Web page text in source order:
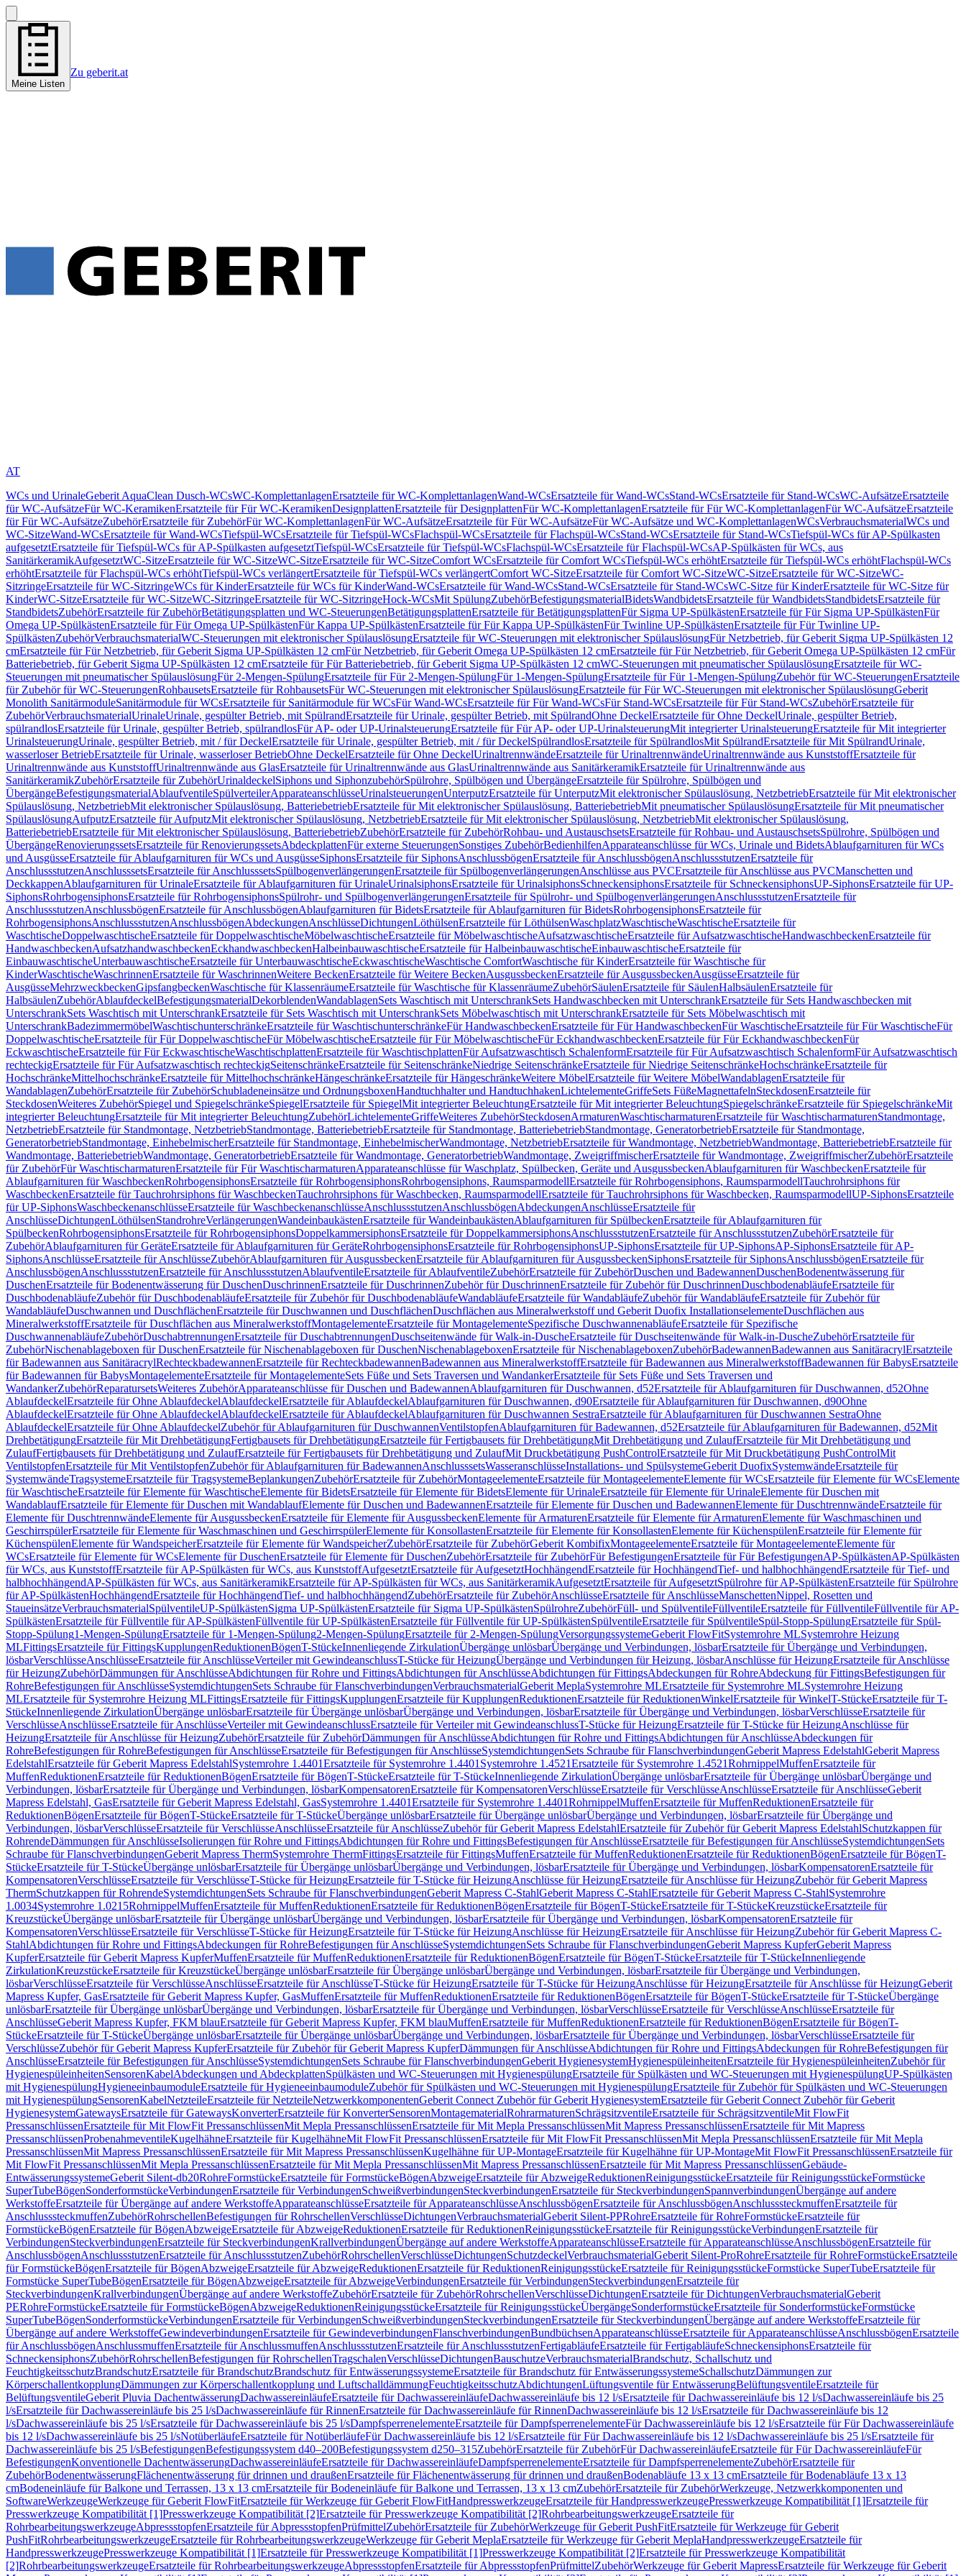
Meine Listen
Zu geberit.at
AT
WCs und UrinaleGeberit AquaClean Dusch-WCsWC-KomplettanlagenErsatzteile für WC-KomplettanlagenWand-WCsErsatzteile für Wand-WCsStand-WCsErsatzteile für Stand-WCsWC-AufsätzeErsatzteile
für WC-AufsätzeFür WC-KeramikenErsatzteile für Für WC-KeramikenDesignplattenErsatzteile für DesignplattenFür WC-KomplettanlagenErsatzteile für Für WC-KomplettanlagenFür WC-AufsätzeErsatzteile
für Für WC-AufsätzeZubehörErsatzteile für ZubehörFür WC-KomplettanlagenFür WC-AufsätzeErsatzteile für Für WC-AufsätzeFür WC-Aufsätze und WC-KomplettanlagenWCsVerbrauchsmaterialWCs und
WC-SitzeWand-WCsErsatzteile für Wand-WCsTiefspül-WCsErsatzteile für Tiefspül-WCsFlachspül-WCsErsatzteile für Flachspül-WCsStand-WCsErsatzteile für Stand-WCsTiefspül-WCs für AP-Spülkasten
aufgesetztErsatzteile für Tiefspül-WCs für AP-Spülkasten aufgesetztTiefspül-WCsErsatzteile für Tiefspül-WCsFlachspül-WCsErsatzteile für Flachspül-WCsAP-Spülkästen für WCs, aus
SanitärkeramikAufgesetztWC-SitzeErsatzteile für WC-SitzeWC-SitzeErsatzteile für WC-SitzeComfort WCsErsatzteile für Comfort WCsTiefspül-WCs erhöhtErsatzteile für Tiefspül-WCs erhöhtFlachspül-WCs
erhöhtErsatzteile für Flachspül-WCs erhöhtTiefspül-WCs verlängertErsatzteile für Tiefspül-WCs verlängertComfort WC-SitzeErsatzteile für Comfort WC-SitzeWC-SitzeErsatzteile für WC-SitzeWC-
SitzringeErsatzteile für WC-SitzringeWCs für KinderErsatzteile für WCs für KinderWand-WCsErsatzteile für Wand-WCsStand-WCsErsatzteile für Stand-WCsWC-Sitze für KinderErsatzteile für WC-Sitze für
KinderWC-SitzeErsatzteile für WC-SitzeWC-SitzringeErsatzteile für WC-SitzringeHock-WCsMit SpülungZubehörBefestigungsmaterialBidetsWandbidetsErsatzteile für WandbidetsStandbidetsErsatzteile für
StandbidetsZubehörErsatzteile für ZubehörBetätigungsplatten und WC-SteuerungenBetätigungsplattenErsatzteile für BetätigungsplattenFür Sigma UP-SpülkästenErsatzteile für Für Sigma UP-SpülkästenFür
Omega UP-SpülkästenErsatzteile für Für Omega UP-SpülkästenFür Kappa UP-SpülkästenErsatzteile für Für Kappa UP-SpülkästenFür Twinline UP-SpülkästenErsatzteile für Für Twinline UP-
SpülkästenZubehörVerbrauchsmaterialWC-Steuerungen mit elektronischer SpülauslösungErsatzteile für WC-Steuerungen mit elektronischer SpülauslösungFür Netzbetrieb, für Geberit Sigma UP-Spülkästen 12
cmErsatzteile für Für Netzbetrieb, für Geberit Sigma UP-Spülkästen 12 cmFür Netzbetrieb, für Geberit Omega UP-Spülkästen 12 cmErsatzteile für Für Netzbetrieb, für Geberit Omega UP-Spülkästen 12 cmFür
Batteriebetrieb, für Geberit Sigma UP-Spülkästen 12 cmErsatzteile für Für Batteriebetrieb, für Geberit Sigma UP-Spülkästen 12 cmWC-Steuerungen mit pneumatischer SpülauslösungErsatzteile für WC-
Steuerungen mit pneumatischer SpülauslösungFür 2-Mengen-SpülungErsatzteile für Für 2-Mengen-SpülungFür 1-Mengen-SpülungErsatzteile für Für 1-Mengen-SpülungZubehör für WC-SteuerungenErsatzteile
für Zubehör für WC-SteuerungenRohbausetsErsatzteile für RohbausetsFür WC-Steuerungen mit elektronischer SpülauslösungErsatzteile für Für WC-Steuerungen mit elektronischer SpülauslösungGeberit
Monolith SanitärmoduleSanitärmodule für WCsErsatzteile für Sanitärmodule für WCsFür Wand-WCsErsatzteile für Für Wand-WCsFür Stand-WCsErsatzteile für Für Stand-WCsZubehörErsatzteile für
ZubehörVerbrauchsmaterialUrinaleUrinale, gespülter Betrieb, mit SpülrandErsatzteile für Urinale, gespülter Betrieb, mit SpülrandOhne DeckelErsatzteile für Ohne DeckelUrinale, gespülter Betrieb,
spülrandlosErsatzteile für Urinale, gespülter Betrieb, spülrandlosFür AP- oder UP-UrinalsteuerungErsatzteile für Für AP- oder UP-UrinalsteuerungMit integrierter UrinalsteuerungErsatzteile für Mit integrierter
UrinalsteuerungUrinale, gespülter Betrieb, mit / für DeckelErsatzteile für Urinale, gespülter Betrieb, mit / für DeckelSpülrandlosErsatzteile für SpülrandlosMit SpülrandErsatzteile für Mit SpülrandUrinale,
wasserloser BetriebErsatzteile für Urinale, wasserloser BetriebOhne DeckelErsatzteile für Ohne DeckelUrinaltrennwändeErsatzteile für UrinaltrennwändeUrinaltrennwände aus KunststoffErsatzteile für
Urinaltrennwände aus KunststoffUrinaltrennwände aus GlasErsatzteile für Urinaltrennwände aus GlasUrinaltrennwände aus SanitärkeramikErsatzteile für Urinaltrennwände aus
SanitärkeramikZubehörErsatzteile für ZubehörUrinaldeckelSiphons und SiphonzubehörSpülrohre, Spülbögen und ÜbergängeErsatzteile für Spülrohre, Spülbögen und
ÜbergängeBefestigungsmaterialAblaufventileSpülverteilerApparateanschlüsseUrinalsteuerungenUnterputzErsatzteile für UnterputzMit elektronischer Spülauslösung, NetzbetriebErsatzteile für Mit elektronischer
Spülauslösung, NetzbetriebMit elektronischer Spülauslösung, BatteriebetriebErsatzteile für Mit elektronischer Spülauslösung, BatteriebetriebMit pneumatischer SpülauslösungErsatzteile für Mit pneumatischer
SpülauslösungAufputzErsatzteile für AufputzMit elektronischer Spülauslösung, NetzbetriebErsatzteile für Mit elektronischer Spülauslösung, NetzbetriebMit elektronischer Spülauslösung,
BatteriebetriebErsatzteile für Mit elektronischer Spülauslösung, BatteriebetriebZubehörErsatzteile für ZubehörRohbau- und AustauschsetsErsatzteile für Rohbau- und AustauschsetsSpülrohre, Spülbögen und
ÜbergängeRenovierungssetsErsatzteile für RenovierungssetsAbdeckplattenFür externe SteuerungenSonstiges ZubehörBedienhilfenApparateanschlüsse für WCs, Urinale und BidetsAblaufgarnituren für WCs
und AusgüsseErsatzteile für Ablaufgarnituren für WCs und AusgüsseSiphonsErsatzteile für SiphonsAnschlussbögenErsatzteile für AnschlussbögenAnschlussstutzenErsatzteile für
AnschlussstutzenAnschlusssetsErsatzteile für AnschlusssetsSpülbogenverlängerungenErsatzteile für SpülbogenverlängerungenAnschlüsse aus PVCErsatzteile für Anschlüsse aus PVCManschetten und
DeckkappenAblaufgarnituren für UrinaleErsatzteile für Ablaufgarnituren für UrinaleUrinalsiphonsErsatzteile für UrinalsiphonsSchneckensiphonsErsatzteile für SchneckensiphonsUP-SiphonsErsatzteile für UP-
SiphonsRohrbogensiphonsErsatzteile für RohrbogensiphonsSpülrohr- und SpülbogenverlängerungenErsatzteile für Spülrohr- und SpülbogenverlängerungenAnschlussstutzenErsatzteile für
AnschlussstutzenAnschlussbögenErsatzteile für AnschlussbögenAblaufgarnituren für BidetsErsatzteile für Ablaufgarnituren für BidetsRohrbogensiphonsErsatzteile für
RohrbogensiphonsAnschlussstutzenAnschlussbögenAbdeckungenAnschlüsseDichtungenLöthülsenErsatzteile für LöthülsenWaschplatzWaschtischeWaschtischeErsatzteile für
WaschtischeDoppelwaschtischeErsatzteile für DoppelwaschtischeMöbelwaschtischeErsatzteile für MöbelwaschtischeAufsatzwaschtischeErsatzteile für AufsatzwaschtischeHandwaschbeckenErsatzteile für
HandwaschbeckenAufsatzhandwaschbeckenEckhandwaschbeckenHalbeinbauwaschtischeErsatzteile für HalbeinbauwaschtischeEinbauwaschtischeErsatzteile für
EinbauwaschtischeUnterbauwaschtischeErsatzteile für UnterbauwaschtischeEckwaschtischeWaschtische ComfortWaschtische für KinderErsatzteile für Waschtische für
KinderWaschtischeWaschrinnenErsatzteile für WaschrinnenWeitere BeckenErsatzteile für Weitere BeckenAusgussbeckenErsatzteile für AusgussbeckenAusgüsseErsatzteile für
AusgüsseMehrzweckbeckenGipsfangbeckenWaschtische für KlassenräumeErsatzteile für Waschtische für KlassenräumeZubehörSäulenErsatzteile für SäulenHalbsäulenErsatzteile für
HalbsäulenZubehörAblaufdeckelBefestigungsmaterialDekorblendenWandablagenSets Waschtisch mit UnterschrankSets Handwaschbecken mit UnterschrankErsatzteile für Sets Handwaschbecken mit
UnterschrankSets Waschtisch mit UnterschrankErsatzteile für Sets Waschtisch mit UnterschrankSets Möbelwaschtisch mit UnterschrankErsatzteile für Sets Möbelwaschtisch mit
UnterschrankBadezimmermöbelWaschtischunterschränkeErsatzteile für WaschtischunterschränkeFür HandwaschbeckenErsatzteile für Für HandwaschbeckenFür WaschtischeErsatzteile für Für WaschtischeFür
DoppelwaschtischeErsatzteile für Für DoppelwaschtischeFür MöbelwaschtischeErsatzteile für Für MöbelwaschtischeFür EckhandwaschbeckenErsatzteile für Für EckhandwaschbeckenFür
EckwaschtischeErsatzteile für Für EckwaschtischeWaschtischplattenErsatzteile für WaschtischplattenFür Aufsatzwaschtisch SchalenformErsatzteile für Für Aufsatzwaschtisch SchalenformFür Aufsatzwaschtisch
rechteckigErsatzteile für Für Aufsatzwaschtisch rechteckigSeitenschränkeErsatzteile für SeitenschränkeNiedrige SeitenschränkeErsatzteile für Niedrige SeitenschränkeHochschränkeErsatzteile für
HochschränkeMittelhochschränkeErsatzteile für MittelhochschränkeHängeschränkeErsatzteile für HängeschränkeWeitere MöbelErsatzteile für Weitere MöbelWandablagenErsatzteile für
WandablagenZubehörErsatzteile für ZubehörSchubladeneinsätze und OrdnungsboxenHandtuchhalter und HandtuchhakenLichtelementeGriffeSets FüßeMagnettafelnSteckdosenErsatzteile für
SteckdosenWeiteres ZubehörSpiegel und SpiegelschränkeSpiegelErsatzteile für SpiegelMit integrierter BeleuchtungErsatzteile für Mit integrierter BeleuchtungSpiegelschränkeErsatzteile für SpiegelschränkeMit
integrierter BeleuchtungErsatzteile für Mit integrierter BeleuchtungZubehörLichtelementeGriffeWeiteres ZubehörSteckdosenArmaturenWaschtischarmaturenErsatzteile für WaschtischarmaturenStandmontage,
NetzbetriebErsatzteile für Standmontage, NetzbetriebStandmontage, BatteriebetriebErsatzteile für Standmontage, BatteriebetriebStandmontage, GeneratorbetriebErsatzteile für Standmontage,
GeneratorbetriebStandmontage, EinhebelmischerErsatzteile für Standmontage, EinhebelmischerWandmontage, NetzbetriebErsatzteile für Wandmontage, NetzbetriebWandmontage, BatteriebetriebErsatzteile für
Wandmontage, BatteriebetriebWandmontage, GeneratorbetriebErsatzteile für Wandmontage, GeneratorbetriebWandmontage, ZweigriffmischerErsatzteile für Wandmontage, ZweigriffmischerZubehörErsatzteile
für ZubehörFür WaschtischarmaturenErsatzteile für Für WaschtischarmaturenApparateanschlüsse für Waschplatz, Spülbecken, Geräte und AusgussbeckenAblaufgarnituren für WaschbeckenErsatzteile für
Ablaufgarnituren für WaschbeckenRohrbogensiphonsErsatzteile für RohrbogensiphonsRohrbogensiphons, RaumsparmodellErsatzteile für Rohrbogensiphons, RaumsparmodellTauchrohrsiphons für
WaschbeckenErsatzteile für Tauchrohrsiphons für WaschbeckenTauchrohrsiphons für Waschbecken, RaumsparmodellErsatzteile für Tauchrohrsiphons für Waschbecken, RaumsparmodellUP-SiphonsErsatzteile
für UP-SiphonsWaschbeckenanschlüsseErsatzteile für WaschbeckenanschlüsseAnschlussstutzenAnschlussbögenAbdeckungenAnschlüsseErsatzteile für
AnschlüsseDichtungenLöthülsenStandrohreVerlängerungenWandeinbaukästenErsatzteile für WandeinbaukästenAblaufgarnituren für SpülbeckenErsatzteile für Ablaufgarnituren für
SpülbeckenRohrbogensiphonsErsatzteile für RohrbogensiphonsDoppelkammersiphonsErsatzteile für DoppelkammersiphonsAnschlussstutzenErsatzteile für AnschlussstutzenZubehörErsatzteile für
ZubehörAblaufgarnituren für GeräteErsatzteile für Ablaufgarnituren für GeräteRohrbogensiphonsErsatzteile für RohrbogensiphonsUP-SiphonsErsatzteile für UP-SiphonsAP-SiphonsErsatzteile für AP-
SiphonsAnschlüsseErsatzteile für AnschlüsseZubehörAblaufgarnituren für AusgussbeckenErsatzteile für Ablaufgarnituren für AusgussbeckenSiphonsErsatzteile für SiphonsAnschlussbögenErsatzteile für
AnschlussbögenAnschlussstutzenErsatzteile für AnschlussstutzenAblaufventileErsatzteile für AblaufventileZubehörErsatzteile für ZubehörDuschen und BadewannenDuschenBodenentwässerung für
DuschenErsatzteile für Bodenentwässerung für DuschenDuschrinnenErsatzteile für DuschrinnenZubehör für DuschrinnenErsatzteile für Zubehör für DuschrinnenDuschbodenabläufeErsatzteile für
DuschbodenabläufeZubehör für DuschbodenabläufeErsatzteile für Zubehör für DuschbodenabläufeWandabläufeErsatzteile für WandabläufeZubehör für WandabläufeErsatzteile für Zubehör für
WandabläufeDuschwannen und DuschflächenErsatzteile für Duschwannen und DuschflächenDuschflächen aus Mineralwerkstoff und Geberit Duofix InstallationselementeDuschflächen aus
MineralwerkstoffErsatzteile für Duschflächen aus MineralwerkstoffMontagelementeErsatzteile für MontagelementeSpezifische DuschwannenabläufeErsatzteile für Spezifische
DuschwannenabläufeZubehörDuschabtrennungenErsatzteile für DuschabtrennungenDuschseitenwände für Walk-in-DuscheErsatzteile für Duschseitenwände für Walk-in-DuscheZubehörErsatzteile für
ZubehörNischenablageboxen für DuschenErsatzteile für Nischenablageboxen für DuschenNischenablageboxenErsatzteile für NischenablageboxenZubehörBadewannenBadewannen aus SanitäracrylErsatzteile
für Badewannen aus SanitäracrylRechteckbadewannenErsatzteile für RechteckbadewannenBadewannen aus MineralwerkstoffErsatzteile für Badewannen aus MineralwerkstoffBadewannen für BabysErsatzteile
für Badewannen für BabysMontagelementeErsatzteile für MontagelementeSets Füße und Sets Traversen und WandankerErsatzteile für Sets Füße und Sets Traversen und
WandankerZubehörReparatursetsWeiteres ZubehörApparateanschlüsse für Duschen und BadewannenAblaufgarnituren für Duschwannen, d52Ersatzteile für Ablaufgarnituren für Duschwannen, d52Ohne
AblaufdeckelErsatzteile für Ohne AblaufdeckelAblaufdeckelErsatzteile für AblaufdeckelAblaufgarnituren für Duschwannen, d90Ersatzteile für Ablaufgarnituren für Duschwannen, d90Ohne
AblaufdeckelErsatzteile für Ohne AblaufdeckelAblaufdeckelErsatzteile für AblaufdeckelAblaufgarnituren für Duschwannen SestraErsatzteile für Ablaufgarnituren für Duschwannen SestraOhne
AblaufdeckelErsatzteile für Ohne AblaufdeckelZubehör für Ablaufgarnituren für DuschwannenVentilstopfenAblaufgarnituren für Badewannen, d52Ersatzteile für Ablaufgarnituren für Badewannen, d52Mit
DrehbetätigungErsatzteile für Mit DrehbetätigungFertigbausets für DrehbetätigungErsatzteile für Fertigbausets für DrehbetätigungMit Drehbetätigung und ZulaufErsatzteile für Mit Drehbetätigung und
ZulaufFertigbausets für Drehbetätigung und ZulaufErsatzteile für Fertigbausets für Drehbetätigung und ZulaufMit Druckbetätigung PushControlErsatzteile für Mit Druckbetätigung PushControlMit
VentilstopfenErsatzteile für Mit VentilstopfenZubehör für Ablaufgarnituren für BadewannenAnschlusssetsWasseranschlüsseInstallations- und SpülsystemeGeberit DuofixSystemwändeErsatzteile für
SystemwändeTragsystemeErsatzteile für TragsystemeBeplankungenZubehörErsatzteile für ZubehörMontageelementeErsatzteile für MontageelementeElemente für WCsErsatzteile für Elemente für WCsElemente
für WaschtischeErsatzteile für Elemente für WaschtischeElemente für BidetsErsatzteile für Elemente für BidetsElemente für UrinaleErsatzteile für Elemente für UrinaleElemente für Duschen mit
WandablaufErsatzteile für Elemente für Duschen mit WandablaufElemente für Duschen und BadewannenErsatzteile für Elemente für Duschen und BadewannenElemente für DuschtrennwändeErsatzteile für
Elemente für DuschtrennwändeElemente für AusgussbeckenErsatzteile für Elemente für AusgussbeckenElemente für ArmaturenErsatzteile für Elemente für ArmaturenElemente für Waschmaschinen und
GeschirrspülerErsatzteile für Elemente für Waschmaschinen und GeschirrspülerElemente für KonsollastenErsatzteile für Elemente für KonsollastenElemente für KüchenspülenErsatzteile für Elemente für
KüchenspülenElemente für WandspeicherErsatzteile für Elemente für WandspeicherZubehörErsatzteile für ZubehörGeberit KombifixMontageelementeErsatzteile für MontageelementeElemente für
WCsErsatzteile für Elemente für WCsElemente für DuschenErsatzteile für Elemente für DuschenZubehörErsatzteile für ZubehörFür BefestigungenErsatzteile für Für BefestigungenAP-SpülkästenAP-Spülkästen
für WCs, aus KunststoffErsatzteile für AP-Spülkästen für WCs, aus KunststoffAufgesetztErsatzteile für AufgesetztHochhängendErsatzteile für HochhängendTief- und halbhochhängendErsatzteile für Tief- und
halbhochhängendAP-Spülkästen für WCs, aus SanitärkeramikErsatzteile für AP-Spülkästen für WCs, aus SanitärkeramikAufgesetztErsatzteile für AufgesetztSpülrohre für AP-SpülkästenErsatzteile für Spülrohre
für AP-SpülkästenHochhängendErsatzteile für HochhängendTief- und halbhochhängendZubehörErsatzteile für ZubehörAnschlüsseErsatzteile für AnschlüsseManschettenNippel, Rosetten und
StaueinsätzeVerbrauchsmaterialSpülventileUP-SpülkästenSigma UP-SpülkästenErsatzteile für Sigma UP-SpülkästenSpülrohreZubehörFüll- und SpülventileFüllventileErsatzteile für FüllventileFüllventile für AP-
SpülkästenErsatzteile für Füllventile für AP-SpülkästenFüllventile für UP-SpülkästenErsatzteile für Füllventile für UP-SpülkästenSpülventileErsatzteile für SpülventileSpül-Stopp-SpülungErsatzteile für Spül-
Stopp-Spülung1-Mengen-SpülungErsatzteile für 1-Mengen-Spülung2-Mengen-SpülungErsatzteile für 2-Mengen-SpülungVersorgungssystemeGeberit FlowFitSystemrohre MLSystemrohre Heizung
MLFittingsErsatzteile für FittingsKupplungenReduktionenBögenT-StückeInnenliegende ZirkulationÜbergänge unlösbarÜbergänge und Verbindungen, lösbarErsatzteile für Übergänge und Verbindungen,
lösbarVerschlüsseAnschlüsseErsatzteile für AnschlüsseVerteiler mit GewindeanschlussT-Stücke für HeizungÜbergänge und Verbindungen für Heizung, lösbarAnschlüsse für HeizungErsatzteile für Anschlüsse
für HeizungZubehörDämmungen für AnschlüsseAbdichtungen für Rohre und FittingsAbdichtungen für AnschlüsseAbdichtungen für FittingsAbdeckungen für RohreAbdeckung für FittingsBefestigungen für
RohreBefestigungen für AnschlüsseSystemdichtungenSets Schraube für FlanschverbindungenVerbrauchsmaterialGeberit MeplaSystemrohre MLErsatzteile für Systemrohre MLSystemrohre Heizung
MLErsatzteile für Systemrohre Heizung MLFittingsErsatzteile für FittingsKupplungenErsatzteile für KupplungenReduktionenErsatzteile für ReduktionenWinkelErsatzteile für WinkelT-StückeErsatzteile für T-
StückeInnenliegende ZirkulationÜbergänge unlösbarErsatzteile für Übergänge unlösbarÜbergänge und Verbindungen, lösbarErsatzteile für Übergänge und Verbindungen, lösbarVerschlüsseErsatzteile für
VerschlüsseAnschlüsseErsatzteile für AnschlüsseVerteiler mit GewindeanschlussErsatzteile für Verteiler mit GewindeanschlussT-Stücke für HeizungErsatzteile für T-Stücke für HeizungAnschlüsse für
HeizungErsatzteile für Anschlüsse für HeizungZubehörErsatzteile für ZubehörDämmungen für AnschlüsseAbdichtungen für Rohre und FittingsAbdichtungen für AnschlüsseAbdeckungen für
RohreBefestigungen für RohreBefestigungen für AnschlüsseErsatzteile für Befestigungen für AnschlüsseSystemdichtungenSets Schraube für FlanschverbindungenGeberit Mapress EdelstahlGeberit Mapress
EdelstahlErsatzteile für Geberit Mapress EdelstahlSystemrohre 1.4401Ersatzteile für Systemrohre 1.4401 Systemrohre 1.4521Ersatzteile für Systemrohre 1.4521RohrnippelMuffenErsatzteile für
MuffenReduktionenErsatzteile für ReduktionenBögenErsatzteile für BögenT-StückeErsatzteile für T-StückeInnenliegende ZirkulationÜbergänge unlösbarErsatzteile für Übergänge unlösbarÜbergänge und
Verbindungen, lösbarErsatzteile für Übergänge und Verbindungen, lösbarKompensatorenErsatzteile für KompensatorenVerschlüsseErsatzteile für VerschlüsseAnschlüsseErsatzteile für AnschlüsseGeberit
Mapress Edelstahl, GasErsatzteile für Geberit Mapress Edelstahl, GasSystemrohre 1.4401Ersatzteile für Systemrohre 1.4401RohrnippelMuffenErsatzteile für MuffenReduktionenErsatzteile für
ReduktionenBögenErsatzteile für BögenT-StückeErsatzteile für T-StückeÜbergänge unlösbarErsatzteile für Übergänge unlösbarÜbergänge und Verbindungen, lösbarErsatzteile für Übergänge und
Verbindungen, lösbarVerschlüsseErsatzteile für VerschlüsseAnschlüsseErsatzteile für AnschlüsseZubehör für Geberit Mapress EdelstahlErsatzteile für Zubehör für Geberit Mapress EdelstahlSchutzkappen für
RohrendeDämmungen für AnschlüsseIsolierungen für Rohre und FittingsAbdichtungen für Rohre und FittingsBefestigungen für AnschlüsseErsatzteile für Befestigungen für AnschlüsseSystemdichtungenSets
Schraube für FlanschverbindungenGeberit Mapress ThermSystemrohre ThermFittingsErsatzteile für FittingsMuffenErsatzteile für MuffenReduktionenErsatzteile für ReduktionenBögenErsatzteile für BögenT-
StückeErsatzteile für T-StückeÜbergänge unlösbarErsatzteile für Übergänge unlösbarÜbergänge und Verbindungen, lösbarErsatzteile für Übergänge und Verbindungen, lösbarKompensatorenErsatzteile für
KompensatorenVerschlüsseErsatzteile für VerschlüsseT-Stücke für HeizungErsatzteile für T-Stücke für HeizungAnschlüsse für HeizungErsatzteile für Anschlüsse für HeizungZubehör für Geberit Mapress
ThermSchutzkappen für RohrendeSystemdichtungenSets Schraube für FlanschverbindungenGeberit Mapress C-StahlGeberit Mapress C-StahlErsatzteile für Geberit Mapress C-StahlSystemrohre
1.0034Systemrohre 1.0215RohrnippelMuffenErsatzteile für MuffenReduktionenErsatzteile für ReduktionenBögenErsatzteile für BögenT-StückeErsatzteile für T-StückeKreuzstückeErsatzteile für
KreuzstückeÜbergänge unlösbarErsatzteile für Übergänge unlösbarÜbergänge und Verbindungen, lösbarErsatzteile für Übergänge und Verbindungen, lösbarKompensatorenErsatzteile für
KompensatorenVerschlüsseErsatzteile für VerschlüsseT-Stücke für HeizungErsatzteile für T-Stücke für HeizungAnschlüsse für HeizungErsatzteile für Anschlüsse für HeizungZubehör für Geberit Mapress C-
StahlAbdichtungen für Rohre und FittingsAbdeckungen für RohreBefestigungen für AnschlüsseSystemdichtungenSets Schraube für FlanschverbindungenGeberit Mapress KupferGeberit Mapress
KupferErsatzteile für Geberit Mapress KupferMuffenErsatzteile für MuffenReduktionenErsatzteile für ReduktionenBögenErsatzteile für BögenT-StückeErsatzteile für T-StückeInnenliegende
ZirkulationKreuzstückeErsatzteile für KreuzstückeÜbergänge unlösbarErsatzteile für Übergänge unlösbarÜbergänge und Verbindungen, lösbarErsatzteile für Übergänge und Verbindungen,
lösbarVerschlüsseErsatzteile für VerschlüsseAnschlüsseErsatzteile für AnschlüsseT-Stücke für HeizungErsatzteile für T-Stücke für HeizungAnschlüsse für HeizungErsatzteile für Anschlüsse für HeizungGeberit
Mapress Kupfer, GasErsatzteile für Geberit Mapress Kupfer, GasMuffenErsatzteile für MuffenReduktionenErsatzteile für ReduktionenBögenErsatzteile für BögenT-StückeErsatzteile für T-StückeÜbergänge
unlösbarErsatzteile für Übergänge unlösbarÜbergänge und Verbindungen, lösbarErsatzteile für Übergänge und Verbindungen, lösbarVerschlüsseErsatzteile für VerschlüsseAnschlüsseErsatzteile für
AnschlüsseGeberit Mapress Kupfer, FKM blauErsatzteile für Geberit Mapress Kupfer, FKM blauMuffenErsatzteile für MuffenReduktionenErsatzteile für ReduktionenBögenErsatzteile für BögenT-
StückeErsatzteile für T-StückeÜbergänge unlösbarErsatzteile für Übergänge unlösbarÜbergänge und Verbindungen, lösbarErsatzteile für Übergänge und Verbindungen, lösbarVerschlüsseErsatzteile für
VerschlüsseZubehör für Geberit Mapress KupferErsatzteile für Zubehör für Geberit Mapress KupferDämmungen für AnschlüsseAbdichtungen für Rohre und FittingsAbdeckungen für RohreBefestigungen für
AnschlüsseErsatzteile für Befestigungen für AnschlüsseSystemdichtungenSets Schraube für FlanschverbindungenGeberit HygienesystemHygienespüleinheitenErsatzteile für HygienespüleinheitenZubehör für
HygienespüleinheitenSensorenKabelAbdeckungen und AbdeckplattenSpülkästen und WC-Steuerungen mit HygienespülungErsatzteile für Spülkästen und WC-Steuerungen mit HygienespülungUP-Spülkästen
mit HygienespülungHygieneeinbaumoduleErsatzteile für HygieneeinbaumoduleZubehör für Spülkästen und WC-Steuerungen mit HygienespülungErsatzteile für Zubehör für Spülkästen und WC-Steuerungen
mit HygienespülungSensorenKabelNetzteileErsatzteile für NetzteileNetzwerkkomponentenGeberit Connect Zubehör für Geberit HygienesystemErsatzteile für Geberit Connect Zubehör für Geberit
HygienesystemGatewaysErsatzteile für GatewaysKonverterErsatzteile für KonverterSensorenMontagematerialRohrarmaturenSchrägsitzventileErsatzteile für SchrägsitzventileMit FlowFit
PressanschlüssenErsatzteile für Mit FlowFit PressanschlüssenMit Mepla PressanschlüssenErsatzteile für Mit Mepla PressanschlüssenMit Mapress PressanschlüssenErsatzteile für Mit Mapress
PressanschlüssenProbenahmeventileKugelhähneErsatzteile für KugelhähneMit FlowFit PressanschlüssenErsatzteile für Mit FlowFit PressanschlüssenMit Mepla PressanschlüssenErsatzteile für Mit Mepla
PressanschlüssenMit Mapress PressanschlüssenErsatzteile für Mit Mapress PressanschlüssenKugelhähne für UP-MontageErsatzteile für Kugelhähne für UP-MontageMit FlowFit PressanschlüssenErsatzteile für
Mit FlowFit PressanschlüssenMit Mepla PressanschlüssenErsatzteile für Mit Mepla PressanschlüssenMit Mapress PressanschlüssenErsatzteile für Mit Mapress PressanschlüssenGebäude-
EntwässerungssystemeGeberit Silent-db20RohreFormstückeErsatzteile für FormstückeBögenAbzweigeErsatzteile für AbzweigeReduktionenReinigungsstückeErsatzteile für ReinigungsstückeFormstücke
SuperTubeBögenSonderformstückeVerbindungenErsatzteile für VerbindungenSchweißverbindungenSteckverbindungenErsatzteile für SteckverbindungenSpannverbindungenÜbergänge auf andere
WerkstoffeErsatzteile für Übergänge auf andere WerkstoffeApparateanschlüsseErsatzteile für ApparateanschlüsseAnschlussbögenErsatzteile für AnschlussbögenAnschlusssteckmuffenErsatzteile für
AnschlusssteckmuffenZubehörRohrschellenBefestigungen für RohrschellenVerschlüsseDichtungenVerbrauchsmaterialGeberit Silent-PPRohreErsatzteile für RohreFormstückeErsatzteile für
FormstückeBögenErsatzteile für BögenAbzweigeErsatzteile für AbzweigeReduktionenErsatzteile für ReduktionenReinigungsstückeErsatzteile für ReinigungsstückeVerbindungenErsatzteile für
VerbindungenSteckverbindungenErsatzteile für SteckverbindungenKrallverbindungenÜbergänge auf andere WerkstoffeApparateanschlüsseErsatzteile für ApparateanschlüsseAnschlussbögenErsatzteile für
AnschlussbögenAnschlussstutzenErsatzteile für AnschlussstutzenZubehörRohrschellenVerschlüsseDichtungenSchutzdeckelVerbrauchsmaterialGeberit Silent-ProRohreErsatzteile für RohreFormstückeErsatzteile
für FormstückeBögenErsatzteile für BögenAbzweigeErsatzteile für AbzweigeReduktionenErsatzteile für ReduktionenReinigungsstückeErsatzteile für ReinigungsstückeFormstücke SuperTubeErsatzteile für
Formstücke SuperTubeBögenErsatzteile für BögenAbzweigeErsatzteile für AbzweigeVerbindungenErsatzteile für VerbindungenSteckverbindungenErsatzteile für
SteckverbindungenKrallverbindungenÜbergänge auf andere WerkstoffeZubehörErsatzteile für ZubehörRohrschellenVerschlüsseDichtungenErsatzteile für DichtungenVerbrauchsmaterialGeberit
PERohreFormstückeErsatzteile für FormstückeBögenAbzweigeReduktionenReinigungsstückeErsatzteile für ReinigungsstückeÜbergängeSonderformstückeErsatzteile für SonderformstückeFormstücke
SuperTubeBögenSonderformstückeVerbindungenErsatzteile für VerbindungenSchweißverbindungenSteckverbindungenErsatzteile für SteckverbindungenÜbergänge auf andere WerkstoffeErsatzteile für
Übergänge auf andere WerkstoffeGewindeverbindungenErsatzteile für GewindeverbindungenFlanschverbindungenBundbüchsenApparateanschlüsseErsatzteile für ApparateanschlüsseAnschlussbögenErsatzteile
für AnschlussbögenAnschlussmuffenErsatzteile für AnschlussmuffenAnschlussstutzenErsatzteile für AnschlussstutzenFertigabläufeErsatzteile für FertigabläufeSchneckensiphonsErsatzteile für
SchneckensiphonsZubehörRohrschellenBefestigungen für RohrschellenTragschalenVerschlüsseDichtungenBauschutzeVerbrauchsmaterialBrandschutz, Schallschutz und
FeuchtigkeitsschutzBrandschutzErsatzteile für BrandschutzBrandschutz für EntwässerungssystemeErsatzteile für Brandschutz für EntwässerungssystemeSchallschutzDämmungen zur
KörperschallentkopplungDämmungen zur Körperschallentkopplung und LuftschalldämmungFeuchtigkeitsschutzAbdichtungenLüftungsventile für EntwässerungBelüftungsventileErsatzteile für
BelüftungsventileGeberit Pluvia DachentwässerungDachwassereinläufeErsatzteile für DachwassereinläufeDachwassereinläufe bis 12 l/sErsatzteile für Dachwassereinläufe bis 12 l/sDachwassereinläufe bis 25
l/sErsatzteile für Dachwassereinläufe bis 25 l/sDachwassereinläufe für RinnenErsatzteile für Dachwassereinläufe für RinnenDachwassereinläufe bis 12 l/sErsatzteile für Dachwassereinläufe bis 12
l/sDachwassereinläufe bis 25 l/sErsatzteile für Dachwassereinläufe bis 25 l/sDampfsperrenelementeErsatzteile für DampfsperrenelementeFür Dachwassereinläufe bis 12 l/sErsatzteile für Für Dachwassereinläufe
bis 12 l/sDachwassereinläufe bis 25 l/sNotüberläufeErsatzteile für NotüberläufeFür Dachwassereinläufe bis 12 l/sErsatzteile für Für Dachwassereinläufe bis 12 l/sDachwassereinläufe bis 25 l/sErsatzteile für
Dachwassereinläufe bis 25 l/sBefestigungenBefestigungssystem d40–200Befestigungssystem d250–315ZubehörErsatzteile für ZubehörFür DachwassereinläufeErsatzteile für Für DachwassereinläufeFür
BefestigungenKonventionelle DachentwässerungDachwassereinläufeErsatzteile für DachwassereinläufeDampfsperrenelementeErsatzteile für DampfsperrenelementeZubehörErsatzteile für
ZubehörBodenentwässerungFlächenentwässerung für drinnen und draußenErsatzteile für Flächenentwässerung für drinnen und draußenBodenabläufe 13 x 13 cmErsatzteile für Bodenabläufe 13 x 13
cmBodeneinläufe für Balkone und Terrassen, 13 x 13 cmErsatzteile für Bodeneinläufe für Balkone und Terrassen, 13 x 13 cmZubehörErsatzteile für ZubehörWerkzeuge, Netzwerkkomponenten und
SoftwareWerkzeugeWerkzeuge für Geberit FlowFitErsatzteile für Werkzeuge für Geberit FlowFitHandpresswerkzeugeErsatzteile für HandpresswerkzeugePresswerkzeuge Kompatibilität [1]Ersatzteile für
Presswerkzeuge Kompatibilität [1]Presswerkzeuge Kompatibilität [2]Ersatzteile für Presswerkzeuge Kompatibilität [2]RohrbearbeitungswerkzeugeErsatzteile für
RohrbearbeitungswerkzeugeAbpressstopfenErsatzteile für AbpressstopfenPrüfmittelZubehörErsatzteile für ZubehörWerkzeuge für Geberit PushFitErsatzteile für Werkzeuge für Geberit
PushFitRohrbearbeitungswerkzeugeErsatzteile für RohrbearbeitungswerkzeugeWerkzeuge für Geberit MeplaErsatzteile für Werkzeuge für Geberit MeplaHandpresswerkzeugeErsatzteile für
HandpresswerkzeugePresswerkzeuge Kompatibilität [1]Ersatzteile für Presswerkzeuge Kompatibilität [1]Presswerkzeuge Kompatibilität [2]Ersatzteile für Presswerkzeuge Kompatibilität
[2]RohrbearbeitungswerkzeugeErsatzteile für RohrbearbeitungswerkzeugeAbpressstopfenErsatzteile für AbpressstopfenPrüfmittelZubehörWerkzeuge für Geberit MapressErsatzteile für Werkzeuge für Geberit